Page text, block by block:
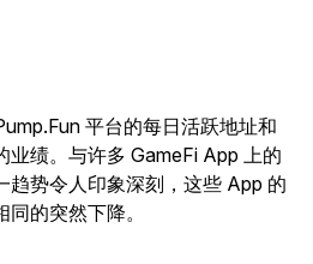
平台的每日活跃地址和
业绩。与许多 GameFi App 上的
趋势令人印象深刻，这些 App 的
的突然下降。